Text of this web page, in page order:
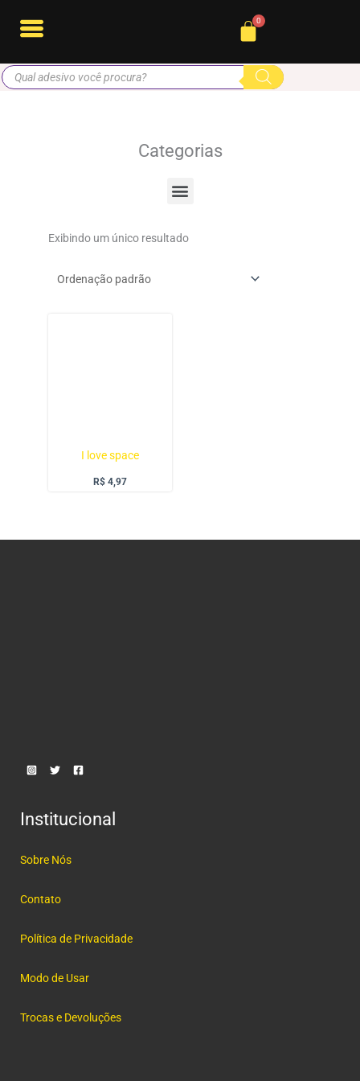
para
conteúdo
Cart
Pesquisar
produtos
Categorias
Menu
Exibindo um único resultado
I love space
R$ 4,97
Institucional
Sobre Nós
Contato
Política de Privacidade
Modo de Usar
Trocas e Devoluções